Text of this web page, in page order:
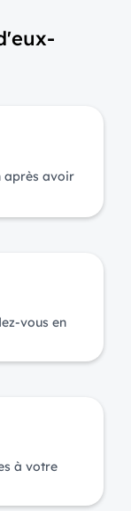
après avoir
vous en
à votre